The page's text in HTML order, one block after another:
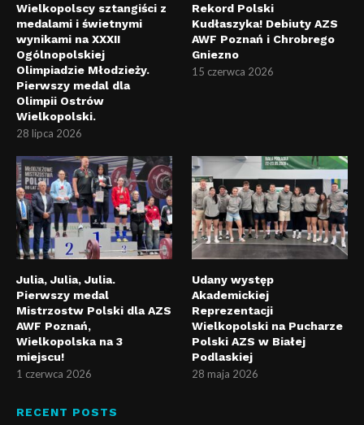
Wielkopolscy sztangiści z
medalami i świetnymi
wynikami na XXXII
Ogólnopolskiej
Olimpiadzie Młodzieży.
Pierwszy medal dla
Olimpii Ostrów
Wielkopolski.
28 lipca 2026
Rekord Polski
Kudłaszyka! Debiuty AZS
AWF Poznań i Chrobrego
Gniezno
15 czerwca 2026
Julia, Julia, Julia.
Pierwszy medal
Mistrzostw Polski dla AZS
AWF Poznań,
Wielkopolska na 3
miejscu!
1 czerwca 2026
Udany występ
Akademickiej
Reprezentacji
Wielkopolski na Pucharze
Polski AZS w Białej
Podlaskiej
28 maja 2026
RECENT POSTS